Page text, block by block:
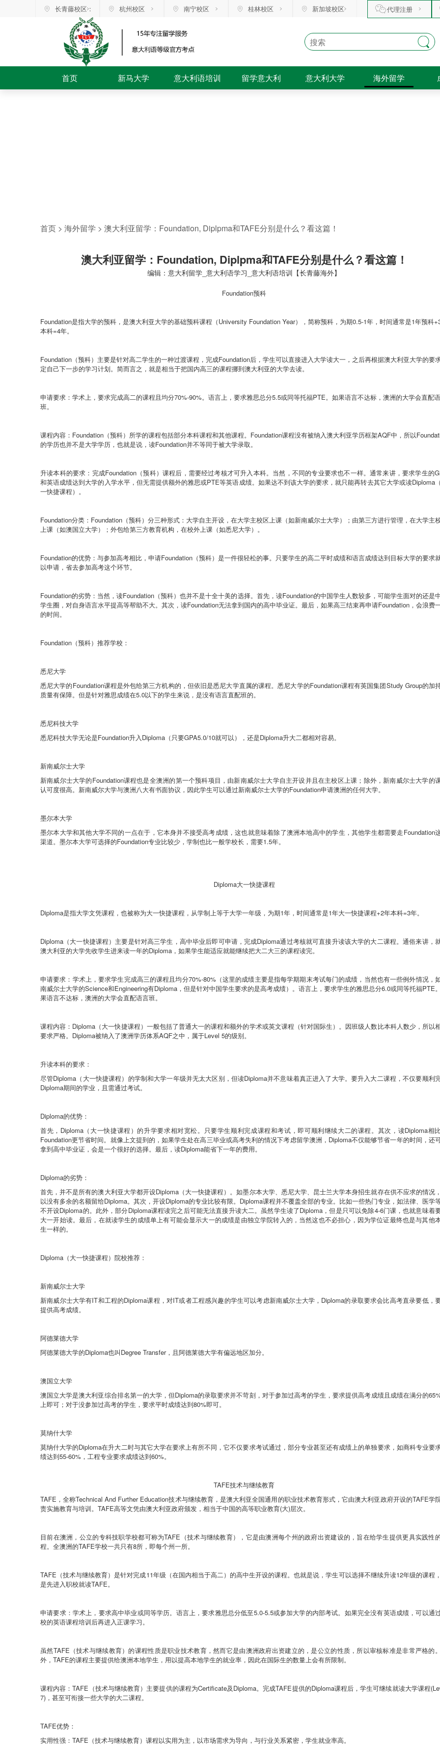
长青藤校区： 杭州校区 南宁校区 桂林校区 新加坡校区 代理注册
首页 新马大学 意大利语培训 留学意大利 意大利大学 海外留学
首页 > 海外留学 > 澳大利亚留学：Foundation, Diplpma和TAFE分别是什么？看这篇！
澳大利亚留学：Foundation, Diplpma和TAFE分别是什么？看这篇！
编辑：意大利留学_意大利语学习_意大利语培训【长青藤海外】
Foundation预科
Foundation是指大学的预科，是澳大利亚大学的基础预科课程（University Foundation Year），简称预科， 为期0.5-1年，时间通常是1年预科
本科=4年。
Foundation （预科） 主要是针对高二学生的一种过渡课程，完成Foundation后，学生可以直接进入大学读大一，之后再根据澳大利亚大学的要
定自己下一步的学习计划。简而言之，就是相当于把国内高三的课程挪到澳大利亚的大学去读。
申请要求： 学术上，要求完成高二的课程且均分70%-90%。语言上，要求雅思总分5.5或同等托福PTE。如果语言不达标，澳洲的大学会直配
班。
课程内容： Foundation （预科） 所学的课程包括部分本科课程和其他课程。 Foundation课程没有被纳入澳大利亚学历框架AQF中，所以
的学历也并不是大学学历，也就是说，读Foundation并不等同于被大学录取。
升读本科的要求 ：完成Foundation（预科） 课程后，需要经过考核才可升入本科。当然，不同的专业要求也不一样。通常来讲，要求学生的
和英语成绩达到大学的入学水平，但无需提供额外的雅思或PTE等英语成绩。如果达不到该大学的要求，就只能再转去其它大学或读Diploma
一快捷课程）。
Foundation分类： Foundation （预科） 分三种形式：大学自主开设，在大学主校区上课（如新南威尔士大学）；由第三方进行管理，在大学主
上课（如澳国立大学）；外包给第三方教育机构，在校外上课（如悉尼大学）。
Foundation的优势： 与参加高考相比，申请Foundation （预科） 是一件很轻松的事。只要学生的高二平时成绩和语言成绩达到目标大学的要求
以申请，省去参加高考这个环节。
Foundation的劣势： 当然，读Foundation （预科）也并不是十全十美的选择。首先，读Foundation的中国学生人数较多，可能学生面对的还是
学生圈，对自身语言水平提高等帮助不大。其次，读Foundation无法拿到国内的高中毕业证。最后，如果高三结束再申请Foundation ，会浪费
的时间。
Foundation （预科） 推荐学校：
悉尼大学
悉尼大学的Foundation课程是外包给第三方机构的，但依旧是悉尼大学直属的课程。悉尼大学的Foundation课程有英国集团Study Group的加
质量有保障。但是针对雅思成绩在5.0以下的学生来说，是没有语言直配班的。
悉尼科技大学
悉尼科技大学无论是Foundation升入Diploma （只要GPA5.0/10就可以），还是Diploma升大二都相对容易。
新南威尔士大学
新南威尔士大学的Foundation课程也是全澳洲的第一个预科项目，由新南威尔士大学自主开设并且在主校区上课；除外，新南威尔士大学的
认可度很高。新南威尔大学与澳洲八大有书面协议，因此学生可以通过新南威尔士大学的Foundation申请澳洲的任何大学。
墨尔本大学
墨尔本大学和其他大学不同的一点在于，它本身并不接受高考成绩，这也就意味着除了澳洲本地高中的学生，其他学生都需要走Foundation
渠道。墨尔本大学可选择的Foundation专业比较少，学制也比一般学校长，需要1.5年。
Diploma大一快捷课程
Diploma是指大学文凭课程，也被称为大一快捷课程 ，从学制上等于大学一年级，为期1年， 时间通常是1年大一快捷课程+2年本科=3年。
Diploma （大一快捷课程） 主要是针对高三学生，高中毕业后即可申请，完成Diploma通过考核就可直接升读该大学的大二课程。通俗来讲，
澳大利亚的大学先收学生进来读一年的Diploma ，如果学生能适应就能继续把大二大三的课程读完。
申请要求： 学术上，要求学生完成高三的课程且均分70%-80% （这里的成绩主要是指每学期期末考试每门的成绩，当然也有一些例外情况，
南威尔士大学的Science和Engineering有Diploma ，但是针对中国学生要求的是高考成绩） 。语言上，要求学生的雅思总分6.0或同等托福PTE
果语言不达标，澳洲的大学会直配语言班。
课程内容： Diploma （大一快捷课程） 一般包括了普通大一的课程和额外的学术或英文课程（针对国际生）。因班级人数比本科人数少，所以
要求严格。 Diploma被纳入了澳洲学历体系AQF之中，属于Level 5的级别。
升读本科的要求：
尽管Diploma （大一快捷课程） 的学制和大学一年级并无太大区别，但读Diploma并不意味着真正进入了大学。要升入大二课程，不仅要顺利
Diploma期间的学业，且需通过考试。
Diploma的优势 ：
首先， Diploma（大一快捷课程） 的升学要求相对宽松。只要学生顺利完成课程和考试，即可顺利继续大二的课程。其次，读Diploma相
Foundation更节省时间。就像上文提到的，如果学生处在高三毕业或高考失利的情况下考虑留学澳洲， Diploma不仅能够节省一年的时间，还
拿到高中毕业证，会是一个很好的选择。最后，读Diploma能省下一年的费用。
Diploma的劣势：
首先，并不是所有的澳大利亚大学都开设Diploma（大一快捷课程） 。如墨尔本大学、悉尼大学、昆士兰大学本身招生就存在供不应求的情况
以没有多余的名额留给Diploma。其次，开设Diploma的专业比较有限。 Diploma课程并不覆盖全部的专业。比如一些热门专业，如法律、医学
不开设Diploma的。此外，部分Diploma课程读完之后可能无法直接升读大二。虽然学生读了Diploma ，但是只可以免除4-6门课，也就意味着
大一开始读。最后，在就读学生的成绩单上有可能会显示大一的成绩是由独立学院转入的，当然这也不必担心，因为学位证最终也是与其他
生一样的。
Diploma （大一快捷课程）院校推荐：
新南威尔士大学
新南威尔士大学有IT和工程的Diploma课程，对IT或者工程感兴趣的学生可以考虑新南威尔士大学， Diploma的录取要求会比高考直录要低，
提供高考成绩。
阿德莱德大学
阿德莱德大学的Diploma也叫Degree Transfer，且阿德莱德大学有偏远地区加分。
澳国立大学
澳国立大学是澳大利亚综合排名第一的大学，但Diploma的录取要求并不苛刻，对于参加过高考的学生，要求提供高考成绩且成绩在满分的
上即可；对于没参加过高考的学生，要求平时成绩达到80%即可。
莫纳什大学
莫纳什大学的Diploma在升大二时与其它大学在要求上有所不同，它不仅要求考试通过，部分专业甚至还有成绩上的单独要求，如商科专业要
绩达到55-60% ，工程专业要求成绩达到60%。
TAFE技术与继续教育
TAFE ，全称Technical And Further Education技术与继续教育，是澳大利亚全国通用的职业技术教育形式，它由澳大利亚政府开设的TAFE学
责实施教育与培训。 TAFE高等文凭由澳大利亚政府颁发，相当于中国的高等职业教育(大)层次。
目前在澳洲，公立的专科技职学校都可称为TAFE （技术与继续教育）
，它是由澳洲每个州的政府出资建设的，旨在给学生提供更具实践性
程。全澳洲的TAFE学校一共只有8所，即每个州一所。
TAFE （技术与继续教育）是针对完成11年级（在国内相当于高二）的高中生开设的课程。也就是说，学生可以选择不继续升读12年级的课程
是先进入职校就读TAFE。
申请要求： 学术上，要求高中毕业或同等学历。语言上，要求雅思总分低至5.0-5.5或参加大学的内部考试。如果完全没有英语成绩，可以通
校的英语课程培训后再进入正课学习。
虽然TAFE （技术与继续教育） 的课程性质是职业技术教育，然而它是由澳洲政府出资建立的，是公立的性质，所以审核标准是非常严格的。
外， TAFE的课程主要提供给澳洲本地学生，用以提高本地学生的就业率，因此在国际生的数量上会有所限制。
课程内容：TAFE （技术与继续教育） 主要提供的课程为Certificate及Diploma。完成TAFE提供的Diploma课程后，学生可继续就读大学课程
7) ，甚至可衔接一些大学的大二课程。
TAFE优势：
实用性强： TAFE （技术与继续教育） 课程以实用为主，以市场需求为导向，与行业关系紧密，学生就业率高。